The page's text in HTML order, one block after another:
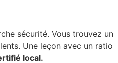
sécurité. Vous trouvez un
Une leçon avec un ratio
local.